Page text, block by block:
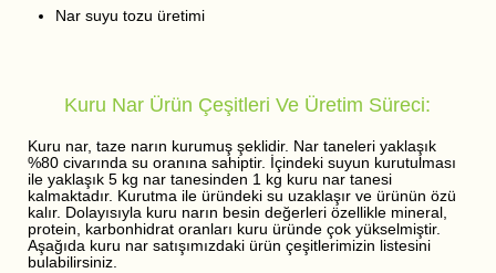
Nar suyu tozu üretimi
Kuru Nar Ürün Çeşitleri Ve Üretim Süreci:
Kuru nar, taze narın kurumuş şeklidir. Nar taneleri yaklaşık
%80 civarında su oranına sahiptir. İçindeki suyun kurutulması
ile yaklaşık 5 kg nar tanesinden 1 kg kuru nar tanesi
kalmaktadır. Kurutma ile üründeki su uzaklaşır ve ürünün özü
kalır. Dolayısıyla kuru narın besin değerleri özellikle mineral,
protein, karbonhidrat oranları kuru üründe çok yükselmiştir.
Aşağıda kuru nar satışımızdaki ürün çeşitlerimizin listesini
bulabilirsiniz.